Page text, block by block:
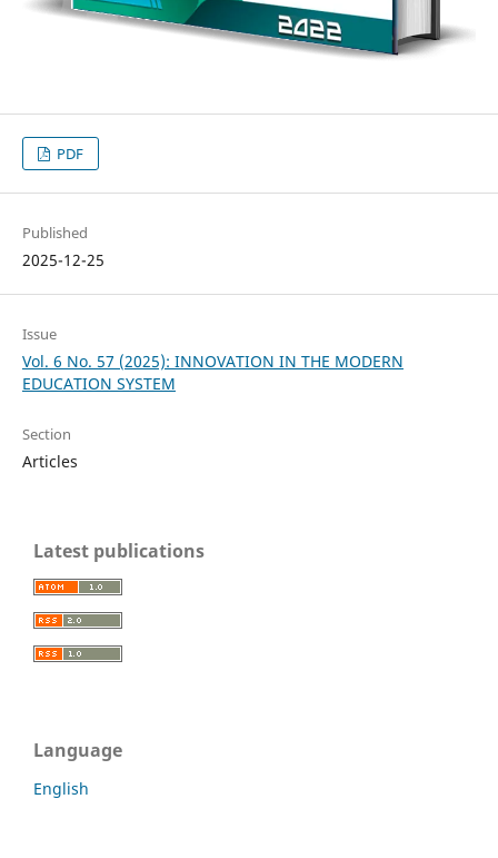
PDF
Published
2025-12-25
Issue
Vol. 6 No. 57 (2025): INNOVATION IN THE MODERN
EDUCATION SYSTEM
Section
Articles
Latest publications
Language
English